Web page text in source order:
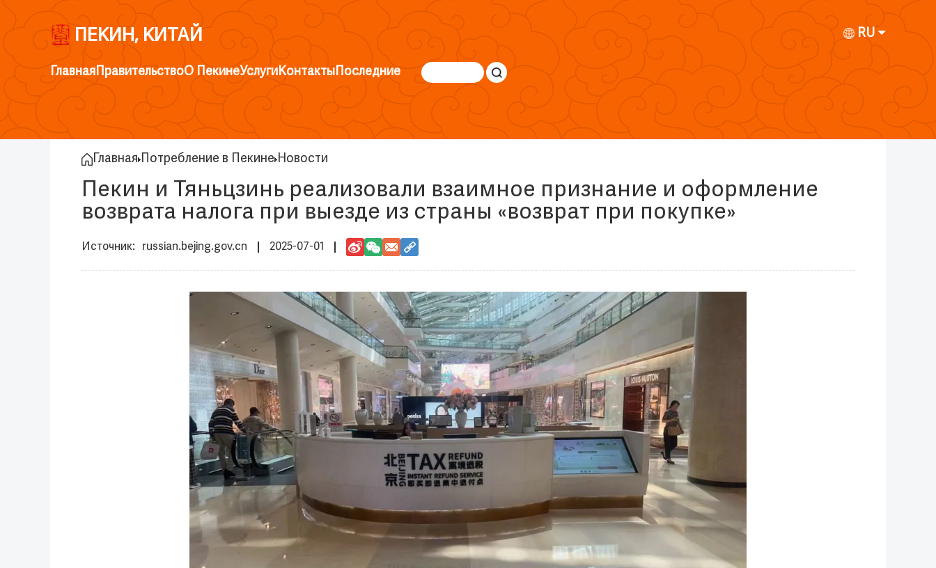
ПЕКИН, КИТАЙ RU
ГлавнаяПравительствоО ПекинеУслугиКонтактыПоследние
Главная Потребление в Пекине Новости
Пекин и Тяньцзинь реализовали взаимное признание и оформление
возврата налога при выезде из страны «возврат при покупке»
russian.bejing.gov.cn 2025-07-01